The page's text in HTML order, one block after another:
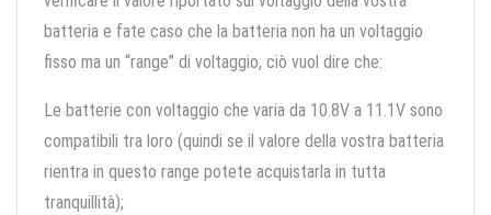
batteria e fate caso che la batteria non ha un voltaggio
fisso ma un “range” di voltaggio, ciò vuol dire che:
Le batterie con voltaggio che varia da 10.8V a 11.1V sono
compatibili tra loro (quindi se il valore della vostra batteria
rientra in questo range potete acquistarla in tutta
tranquillità);